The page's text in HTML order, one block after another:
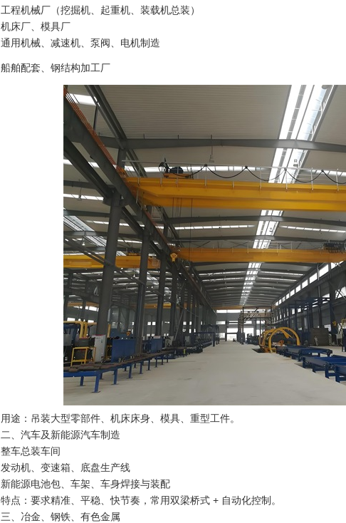
工程机械厂（挖掘机、起重机、装载机总装）
机床厂、模具厂
通用机械、减速机、泵阀、电机制造
船舶配套、钢结构加工厂
用途：吊装大型零部件、机床床身、模具、重型工件。
二、汽车及新能源汽车制造
整车总装车间
发动机、变速箱、底盘生产线
新能源电池包、车架、车身焊接与装配
特点：要求精准、平稳、快节奏，常用双梁桥式 + 自动化控制。
三、冶金、钢铁、有色金属